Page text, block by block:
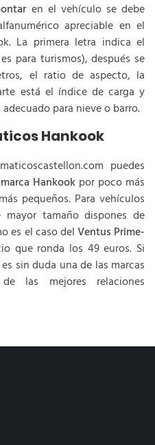
en el vehículo se debe
apreciable en el
La primera letra indica el
para turismos), después se
el ratio de aspecto, la
está el índice de carga y
para nieve o barro.
Hankook
puedes
Hankookpor poco más
pequeños. Para vehículos
tamaño dispones de
es el caso delVentus Prime-
que ronda los 49 euros. Si
sin duda una de las marcas
las mejores relaciones